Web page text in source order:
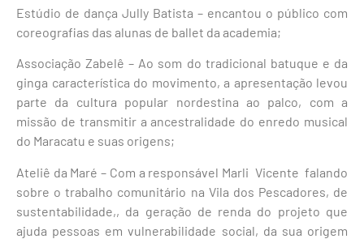
Estúdio de dança Jully Batista – encantou o público com
coreografias das alunas de ballet da academia;
Associação Zabelê – Ao som do tradicional batuque e da
ginga característica do movimento, a apresentação levou
parte da cultura popular nordestina ao palco, com a
missão de transmitir a ancestralidade do enredo musical
do Maracatu e suas origens;
Ateliê da Maré – Com a responsável Marli Vicente falando
sobre o trabalho comunitário na Vila dos Pescadores, de
sustentabilidade,, da geração de renda do projeto que
ajuda pessoas em vulnerabilidade social, da sua origem